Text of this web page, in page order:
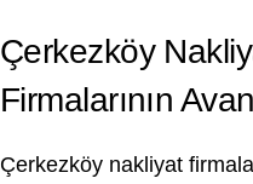
Çerkezköy
Firmalarının
Çerkezköy nakliyat